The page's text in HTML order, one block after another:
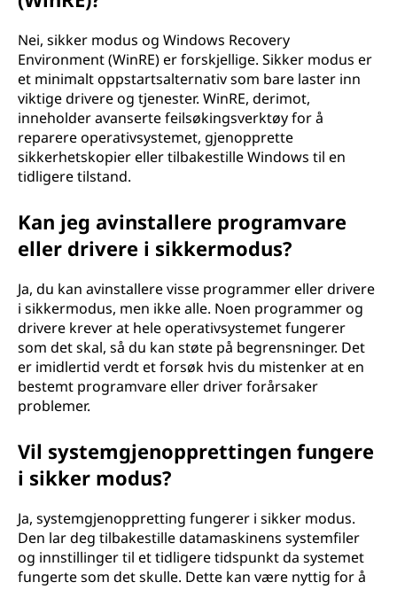
Nei, sikker modus og Windows Recovery
Environment (WinRE) er forskjellige. Sikker modus er
et minimalt oppstartsalternativ som bare laster inn
viktige drivere og tjenester. WinRE, derimot,
inneholder avanserte feilsøkingsverktøy for å
reparere operativsystemet, gjenopprette
sikkerhetskopier eller tilbakestille Windows til en
tidligere tilstand.
Kan jeg avinstallere programvare
eller drivere i sikkermodus?
Ja, du kan avinstallere visse programmer eller drivere
i sikkermodus, men ikke alle. Noen programmer og
drivere krever at hele operativsystemet fungerer
som det skal, så du kan støte på begrensninger. Det
er imidlertid verdt et forsøk hvis du mistenker at en
bestemt programvare eller driver forårsaker
problemer.
Vil systemgjenopprettingen fungere
i sikker modus?
Ja, systemgjenoppretting fungerer i sikker modus.
Den lar deg tilbakestille datamaskinens systemfiler
og innstillinger til et tidligere tidspunkt da systemet
fungerte som det skulle. Dette kan være nyttig for å